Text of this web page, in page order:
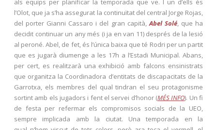
als equips per planificar la temporada que ve. I un d’ells és
l’Olot, que ja s’ha assegurat la continuïtat del central Jorge Rojas,
del porter Gianni Cassaro i del gran capità,Abel Solé, que ha
decidit continuar un any més (i ja en van 11) després de la lesió
al peroné. Abel, de fet, és l’única baixa que té Rodri per un partit
que es jugarà diumenge a les 17h a l’Estadi Municipal. Abans,
per cert, es realitzarà una exhibició amb falcons ensinistrats
que organitza la Coordinadora d’entitats de discapacitats de la
Garrotxa, els membres del qual tindran el seu protagonisme
sortint amb els jugadors i fent el servei d’honor (MÉS INFO). Un fi
de festa per refermar els compromisos socials de la UEO,
sempre implicada amb la ciutat. Una temporada en la